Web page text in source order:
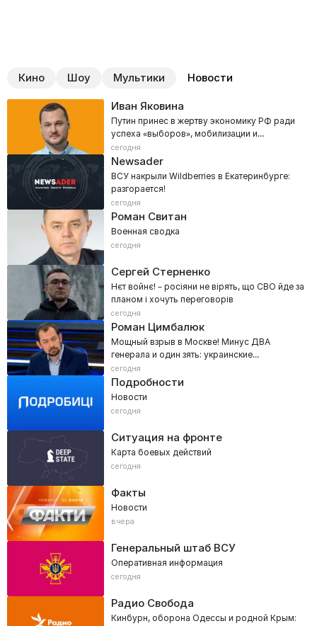
Кино Шоу Мультики Новости
Иван Яковина
Путин принес в жертву экономику РФ ради
успеха «выборов», мобилизации и
наступления на Донбасс
сегодня
Newsader
ВСУ накрыли Wildberries в Екатеринбурге:
разгорается!
сегодня
Роман Свитан
Военная сводка
сегодня
Сергей Стерненко
Нєт войнє! – росіяни не вірять, що СВО йде за
планом і хочуть переговорів
сегодня
Роман Цимбалюк
Мощный взрыв в Москве! Минус ДВА
генерала и один зять: украинские
спецслужбы рвут столицу РФ
сегодня
Подробности
Новости
сегодня
Ситуация на фронте
Карта боевых действий
сегодня
Факты
Новости
вчера
Генеральный штаб ВСУ
Оперативная информация
сегодня
Радио Свобода
Кинбурн, оборона Одессы и родной Крым: